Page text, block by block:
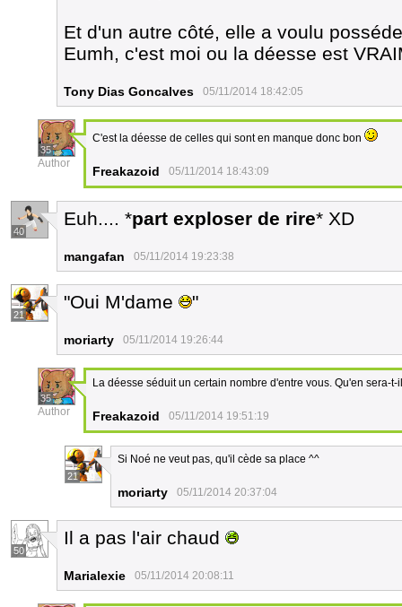
Et d'un autre côté, elle a voulu
Eumh, c'est moi ou la déesse est
Tony Dias Goncalves 05/11/2014 18:42:05
35
Author
C'est la déesse de celles qui sont en manque donc bon
Freakazoid 05/11/2014 18:43:09
40
Euh.... *part exploser de rire* XD
mangafan 05/11/2014 19:23:38
21
"Oui M'dame "
moriarty 05/11/2014 19:26:44
35
Author
La déesse séduit un certain nombre d'entre vous. Qu'en sera-t-
Freakazoid 05/11/2014 19:51:19
21
Si Noé ne veut pas, qu'il cède sa place ^^
moriarty 05/11/2014 20:37:04
50
Il a pas l'air chaud
Marialexie 05/11/2014 20:08:11